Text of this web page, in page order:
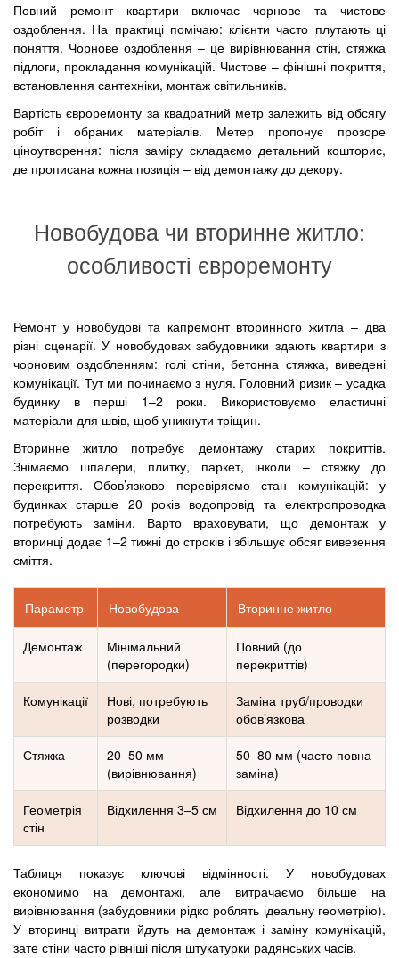
Повний ремонт квартири включає чорнове та чистове
оздоблення. На практиці помічаю: клієнти часто плутають ці
поняття. Чорнове оздоблення – це вирівнювання стін, стяжка
підлоги, прокладання комунікацій. Чистове – фінішні покриття,
встановлення сантехніки, монтаж світильників.
Вартість євроремонту за квадратний метр залежить від обсягу
робіт і обраних матеріалів. Метер пропонує прозоре
ціноутворення: після заміру складаємо детальний кошторис,
де прописана кожна позиція – від демонтажу до декору.
Новобудова чи вторинне житло:
особливості євроремонту
Ремонт у новобудові та капремонт вторинного житла – два
різні сценарії. У новобудовах забудовники здають квартири з
чорновим оздобленням: голі стіни, бетонна стяжка, виведені
комунікації. Тут ми починаємо з нуля. Головний ризик – усадка
будинку в перші 1–2 роки. Використовуємо еластичні
матеріали для швів, щоб уникнути тріщин.
Вторинне житло потребує демонтажу старих покриттів.
Знімаємо шпалери, плитку, паркет, інколи – стяжку до
перекриття. Обов’язково перевіряємо стан комунікацій: у
будинках старше 20 років водопровід та електропроводка
потребують заміни. Варто враховувати, що демонтаж у
вторинці додає 1–2 тижні до строків і збільшує обсяг вивезення
сміття.
Параметр Новобудова Вторинне житло
Демонтаж
Мінімальний
(перегородки)
Повний (до
перекриттів)
Комунікації
Нові, потребують
розводки
Заміна труб/проводки
обов’язкова
Стяжка
20–50 мм
(вирівнювання)
50–80 мм (часто повна
заміна)
Геометрія
стін
Відхилення 3–5 см Відхилення до 10 см
Таблиця показує ключові відмінності. У новобудовах
економимо на демонтажі, але витрачаємо більше на
вирівнювання (забудовники рідко роблять ідеальну геометрію).
У вторинці витрати йдуть на демонтаж і заміну комунікацій,
зате стіни часто рівніші після штукатурки радянських часів.